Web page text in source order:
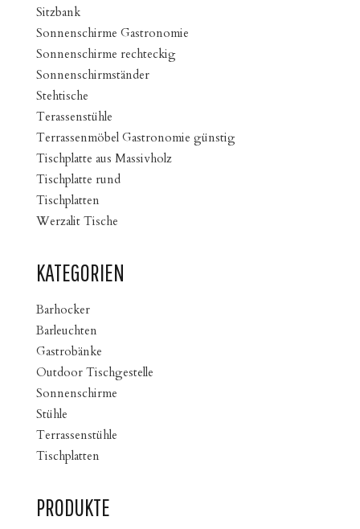
Sitzbank
Sonnenschirme Gastronomie
Sonnenschirme rechteckig
Sonnenschirmständer
Stehtische
Terassenstühle
Terrassenmöbel Gastronomie günstig
Tischplatte aus Massivholz
Tischplatte rund
Tischplatten
Werzalit Tische
KATEGORIEN
Barhocker
Barleuchten
Gastrobänke
Outdoor Tischgestelle
Sonnenschirme
Stühle
Terrassenstühle
Tischplatten
PRODUKTE